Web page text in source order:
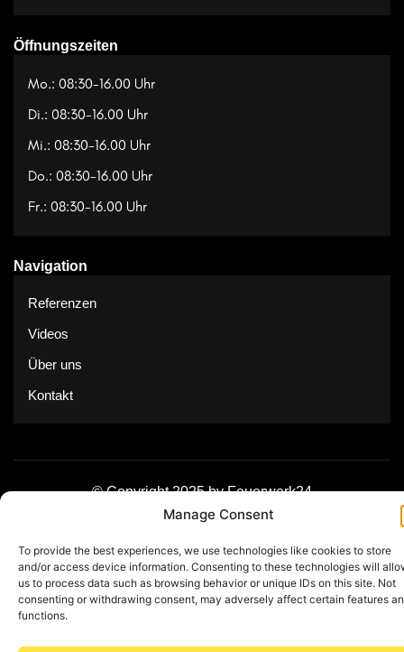
Manage Consent
To provide the best experiences, we use technologies like cookies to store
and/or access device information. Consenting to these technologies will
us to process data such as browsing behavior or unique IDs on this site. Not
consenting or withdrawing consent, may adversely affect certain features
functions.
Öffnungszeiten
Mo.: 08:30-16.00 Uhr
Di.: 08:30-16.00 Uhr
Mi.: 08:30-16.00 Uhr
Do.: 08:30-16.00 Uhr
Fr.: 08:30-16.00 Uhr
Navigation
Referenzen
Videos
Über uns
Kontakt
© Copyright 2025 by Feuerwerk24